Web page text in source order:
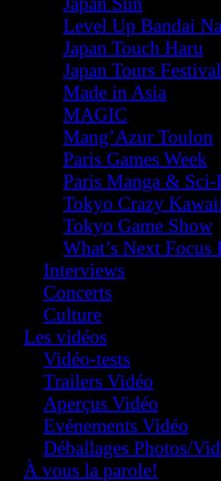
Level Up Bandai
Japan Touch Haru
Japan Tours Festival
Made in Asia
MAGIC
Mang’Azur Toulon
Paris Games Week
Paris Manga &
Tokyo Crazy
Tokyo Game Show
What’s Next
Interviews
Concerts
Culture
Les vidéos
Vidéo-tests
Trailers Vidéo
Aperçus Vidéo
Evénements Vidéo
Déballages Photos/
À vous la parole!